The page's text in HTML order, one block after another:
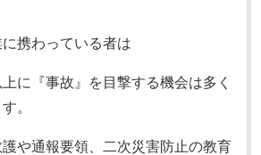
携わっている者は
に『事故』を目撃する機会は多く
。
や通報要領、二次災害防止の教育